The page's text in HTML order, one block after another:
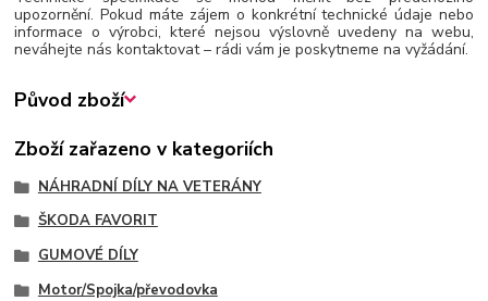
upozornění. Pokud máte zájem o konkrétní technické údaje nebo
informace o výrobci, které nejsou výslovně uvedeny na webu,
neváhejte nás kontaktovat – rádi vám je poskytneme na vyžádání.
Původ zboží
Zboží zařazeno v kategoriích
NÁHRADNÍ DÍLY NA VETERÁNY
ŠKODA FAVORIT
GUMOVÉ DÍLY
Motor/Spojka/převodovka